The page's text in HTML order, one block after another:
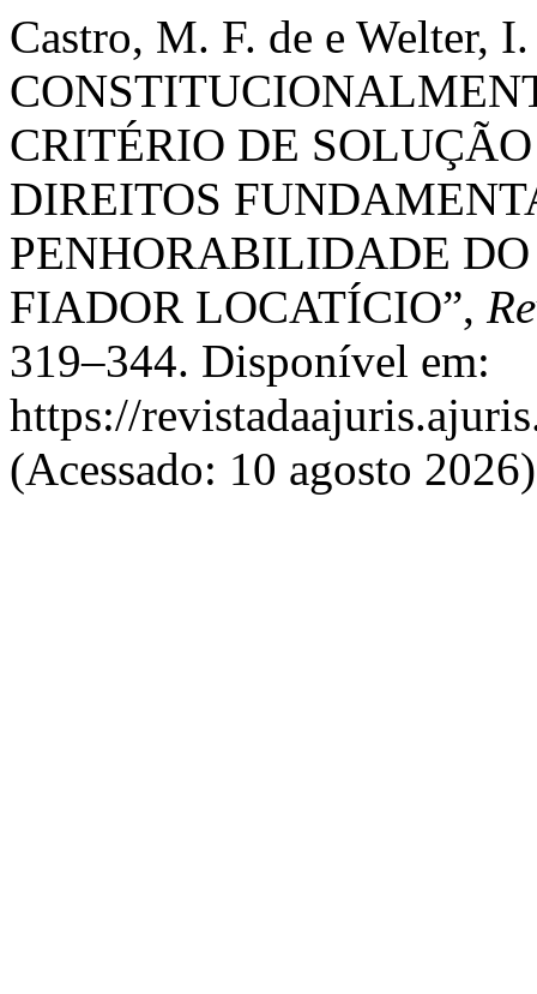
Castro, M. F. de e Welter,
CRITÉRIO DE
DIREITOS
PENHORABILIDADE
FIADOR LOCATÍCIO”,
319–344. Disponível em:
https://
(Acessado: 10 agosto